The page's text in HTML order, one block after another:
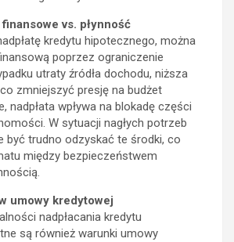
vs. płynność
kredytu hipotecznego, można
poprzez ograniczenie
utraty źródła dochodu, niższa
zmniejszyć presję na budżet
nadpłata wpływa na blokadę części
W sytuacji nagłych potrzeb
być trudno odzyskać te środki, co
między bezpieczeństwem
umowy kredytowej
nadpłacania kredytu
są również warunki umowy